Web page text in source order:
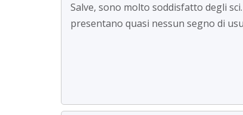
Salve, sono molto soddisfatto degli
presentano quasi nessun segno di